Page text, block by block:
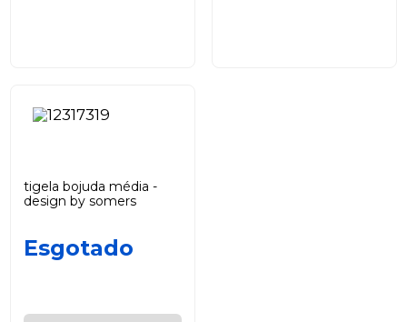
tigela bojuda média -
design by somers
Esgotado